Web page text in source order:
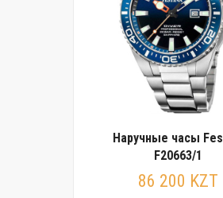
Наручные часы
F20663/1
86 200 KZT